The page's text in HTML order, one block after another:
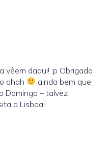
vêem daqui! :p Obrigada
ahah
ainda bem que
Domingo – talvez
a Lisboa!